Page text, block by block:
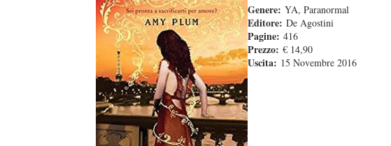
Genere: YA, Paranormal
Editore: De Agostini
Pagine: 416
Prezzo: € 14,90
Uscita: 15 Novembre 2016